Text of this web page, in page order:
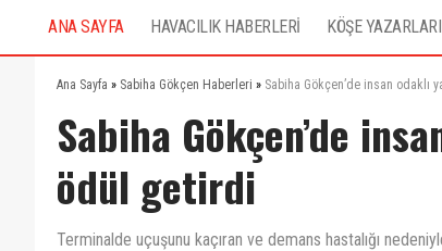
ANA SAYFA HAVACILIK HABERLERİ KÖŞE YAZARLARI
Ana Sayfa » Sabiha Gökçen Haberleri » Sabiha Gökçen’de insan odaklı
Sabiha Gökçen’de
ödül getirdi
Terminalde uçuşunu kaçıran ve demans hastalığı